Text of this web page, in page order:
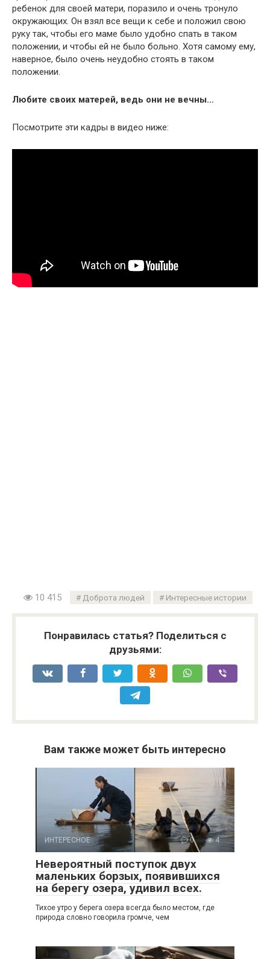
ребенок для своей матери, поразило и очень тронуло
окружающих. Он взял все вещи к себе и положил свою
руку так, чтобы его маме было удобно спать в таком
положении, и чтобы ей не было больно. Хотя самому ему,
наверное, было очень неудобно стоять в таком
положении.
Любите своих матерей, ведь они не вечны…
Посмотрите эти кадры в видео ниже:
10 415 Доброта людей Интересные истории
Понравилась статья? Поделиться с
друзьями:
Вам также может быть интересно
ИНТЕРЕСНОЕ 0 4
Невероятный поступок двух
маленьких борзых, появившихся
на берегу озера, удивил всех.
Тихое утро у берега озера всегда было местом, где
природа словно говорила громче, чем